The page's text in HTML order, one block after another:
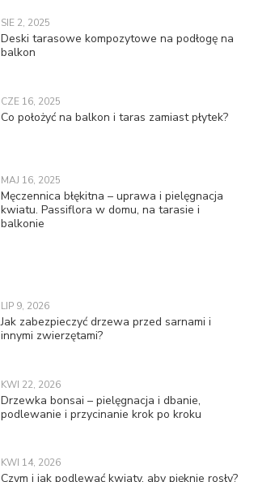
SIE 2, 2025
Deski tarasowe kompozytowe na podłogę na
balkon
CZE 16, 2025
Co położyć na balkon i taras zamiast płytek?
MAJ 16, 2025
Męczennica błękitna – uprawa i pielęgnacja
kwiatu. Passiflora w domu, na tarasie i
balkonie
LIP 9, 2026
Jak zabezpieczyć drzewa przed sarnami i
innymi zwierzętami?
KWI 22, 2026
Drzewka bonsai – pielęgnacja i dbanie,
podlewanie i przycinanie krok po kroku
KWI 14, 2026
Czym i jak podlewać kwiaty, aby pięknie rosły?